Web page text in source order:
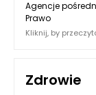
Agencje
Prawo
Kliknij, by
Zdrowie